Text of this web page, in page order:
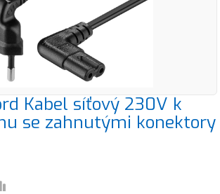
Kabel síťový 230V k
se zahnutými konektory